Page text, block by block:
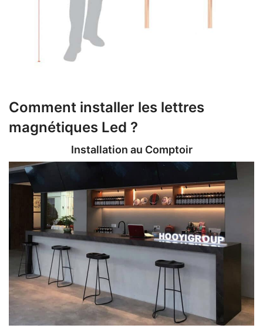
Comment installer les lettres
magnétiques Led ?
Installation au Comptoir